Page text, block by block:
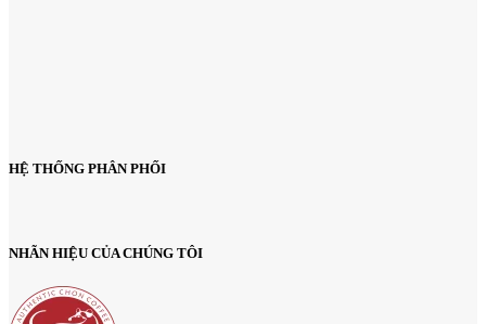
HỆ THỐNG PHÂN PHỐI
NHÃN HIỆU CỦA CHÚNG TÔI